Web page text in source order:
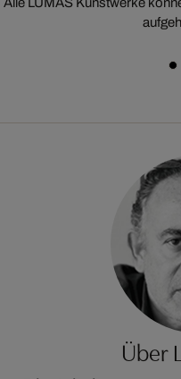
Alle LUMAS Kunstwerke
Über